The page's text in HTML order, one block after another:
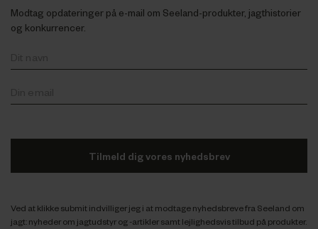
Modtag opdateringer på e-mail om Seeland-produkter, jagthistorier
og konkurrencer.
Tilmeld dig vores nyhedsbrev
Ved at klikke submit indvilliger jeg i at modtage nyhedsbreve fra Seeland om
jagt: nyheder om jagtudstyr og -artikler samt lejlighedsvis tilbud på produkter.